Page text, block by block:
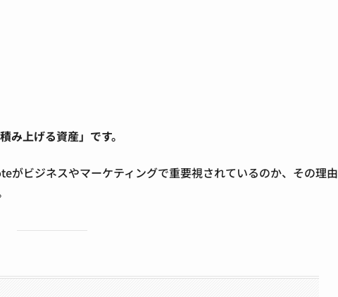
み上げる資産」 です。
がビジネスやマーケティングで重要視されているのか、その理由